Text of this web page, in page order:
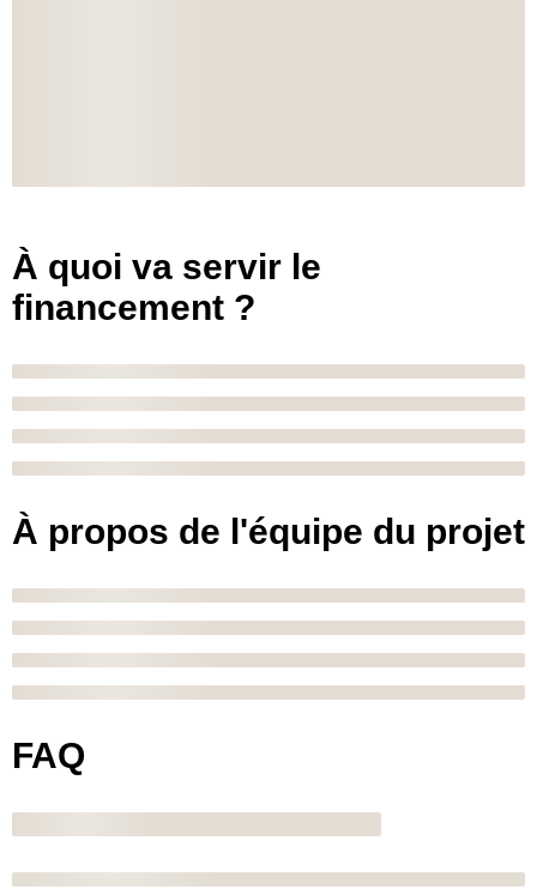
À quoi va servir le
financement ?
À propos de l'équipe du projet
FAQ